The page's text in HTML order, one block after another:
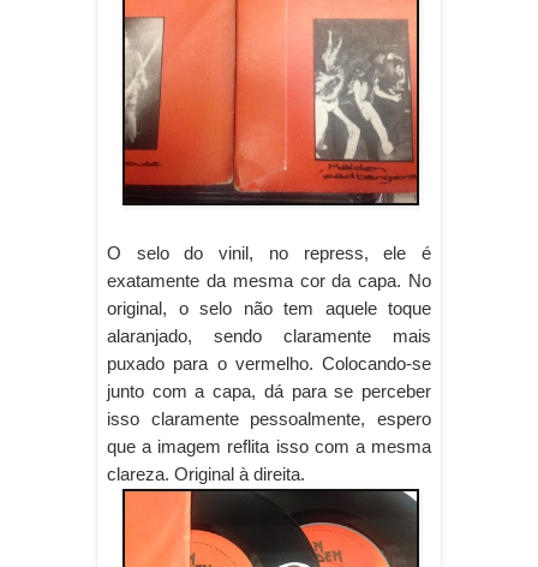
O selo do vinil, no repress, ele é
exatamente da mesma cor da capa. No
original, o selo não tem aquele toque
alaranjado, sendo claramente mais
puxado para o vermelho. Colocando-se
junto com a capa, dá para se perceber
isso claramente pessoalmente, espero
que a imagem reflita isso com a mesma
clareza. Original à direita.